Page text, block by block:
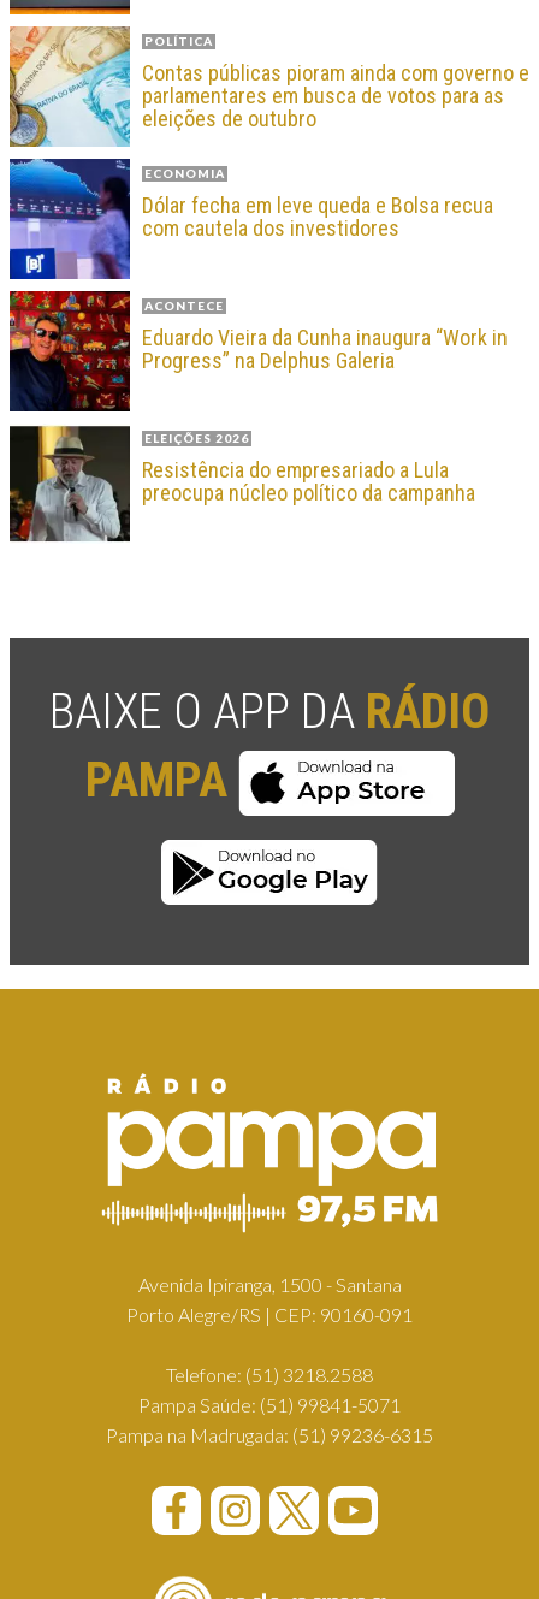
POLÍTICA
Contas públicas pioram ainda com governo e
parlamentares em busca de votos para as
eleições de outubro
ECONOMIA
Dólar fecha em leve queda e Bolsa recua
com cautela dos investidores
ACONTECE
Eduardo Vieira da Cunha inaugura “Work in
Progress” na Delphus Galeria
ELEIÇÕES 2026
Resistência do empresariado a Lula
preocupa núcleo político da campanha
BAIXE O APP DA RÁDIO
PAMPA
Avenida Ipiranga, 1500 - Santana
Porto Alegre/RS | CEP: 90160-091
Telefone: (51) 3218.2588
Pampa Saúde: (51) 99841-5071
Pampa na Madrugada: (51) 99236-6315